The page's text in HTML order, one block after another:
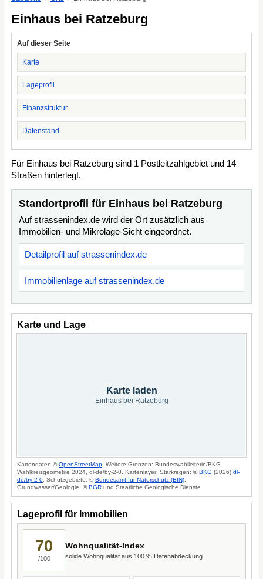
Einhaus bei Ratzeburg
Auf dieser Seite
Karte
Lageprofil
Finanzstruktur
Datenstand
Für Einhaus bei Ratzeburg sind 1 Postleitzahlgebiet und 14
Straßen hinterlegt.
Standortprofil für Einhaus bei Ratzeburg
Auf strassenindex.de wird der Ort zusätzlich aus
Immobilien- und Mikrolage-Sicht eingeordnet.
Detailprofil auf strassenindex.de
Immobilienlage auf strassenindex.de
Karte und Lage
Karte laden
Einhaus bei Ratzeburg
Kartendaten ©OpenStreetMap . Weitere Grenzen: Bundeswahlleiterin/BKG
Wahlkreisgeometrie 2024, dl-de/by-2-0. Kartenlayer: Starkregen: ©BKG (2026) dl-
de/by-2-0; Schutzgebiete: ©Bundesamt für Naturschutz (BfN);
Grundwasser/Geologie: ©BGR und Staatliche Geologische Dienste.
Lageprofil für Immobilien
70
/100
Wohnqualität-Index
solide Wohnqualität aus 100 % Datenabdeckung.